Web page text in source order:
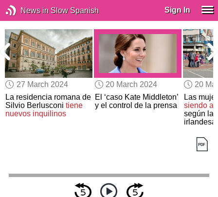
News in Slow Spanish Sign In
27 March 2024
La residencia romana de
Silvio Berlusconitiene
nuevos inquilinos
20 March 2024
El ‘caso Kate Middleton’
y el control de la prensa
20
Las
siendo
según la
irlandesa